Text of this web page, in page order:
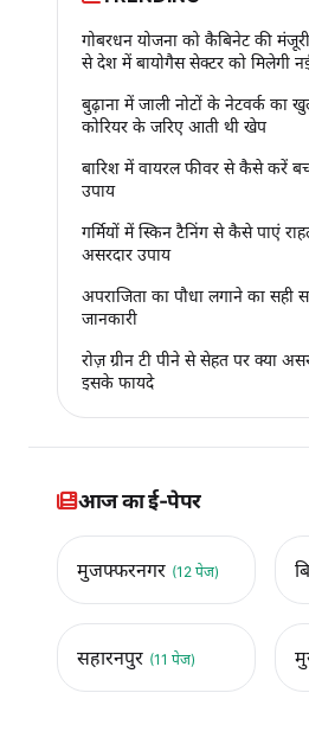
गोबरधन योजना को कैबिनेट की
से देश में बायोगैस सेक्टर को मिलेगी
बुढ़ाना में जाली नोटों के नेटवर्क का
कोरियर के जरिए आती थी खेप
बारिश में वायरल फीवर से कैसे करें
उपाय
गर्मियों में स्किन टैनिंग से कैसे पाएं
असरदार उपाय
अपराजिता का पौधा लगाने का सही
जानकारी
रोज़ ग्रीन टी पीने से सेहत पर क्या
इसके फायदे
आज का ई-पेपर
मुजफ्फरनगर (12 पेज)
सहारनपुर (11 पेज)